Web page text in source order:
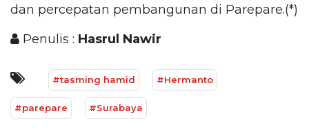
dan percepatan pembangunan di Parepare.(*)
Penulis : Hasrul Nawir
#tasming hamid #Hermanto
#parepare #Surabaya